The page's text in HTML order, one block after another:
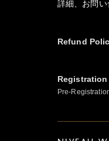
詳細、お問
Refund
Pre-